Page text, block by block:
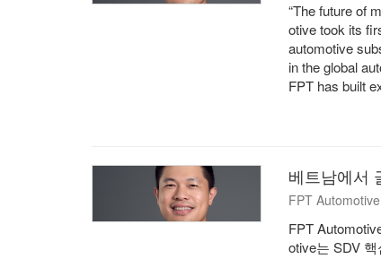
“The future of
otive took its
automotive
in the global
FPT has built
베트남에서
FPT
FPT
otive는 SDV